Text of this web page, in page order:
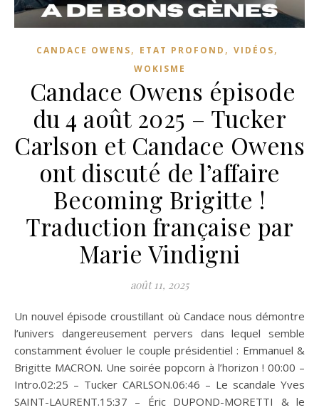
CANDACE OWENS, ETAT PROFOND , VIDÉOS,
WOKISME
Candace Owens épisode
du 4 août 2025 – Tucker
Carlson et Candace Owens
ont discuté de l’affaire
Becoming Brigitte !
Traduction française par
Marie Vindigni
août 11, 2025
Un nouvel épisode croustillant où Candace nous démontre
l’univers dangereusement pervers dans lequel semble
constamment évoluer le couple présidentiel : Emmanuel &
Brigitte MACRON. Une soirée popcorn à l’horizon ! 00:00 –
Intro.02:25 – Tucker CARLSON.06:46 – Le scandale Yves
SAINT-LAURENT.15:37 – Éric DUPOND-MORETTI & le